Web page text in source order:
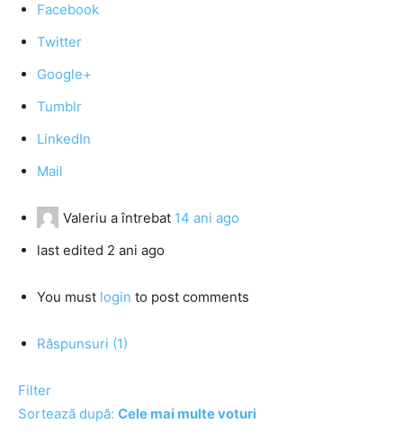
Facebook
Twitter
Google+
Tumblr
LinkedIn
Mail
Valeriu a întrebat 14 ani ago
last edited 2 ani ago
You must login to post comments
Răspunsuri (1)
Filter
Sortează după: Cele mai multe voturi